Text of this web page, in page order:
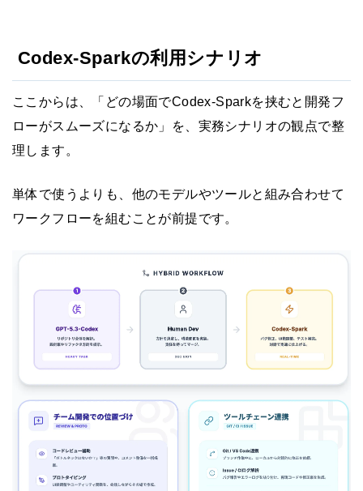
Codex-Sparkの利用シナリオ
ここからは、「どの場面でCodex-Sparkを挟むと開発フ
ローがスムーズになるか」を、実務シナリオの観点で整
理します。
単体で使うよりも、他のモデルやツールと組み合わせて
ワークフローを組むことが前提です。